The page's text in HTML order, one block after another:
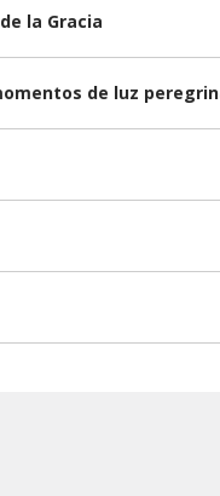
la Gracia
de luz